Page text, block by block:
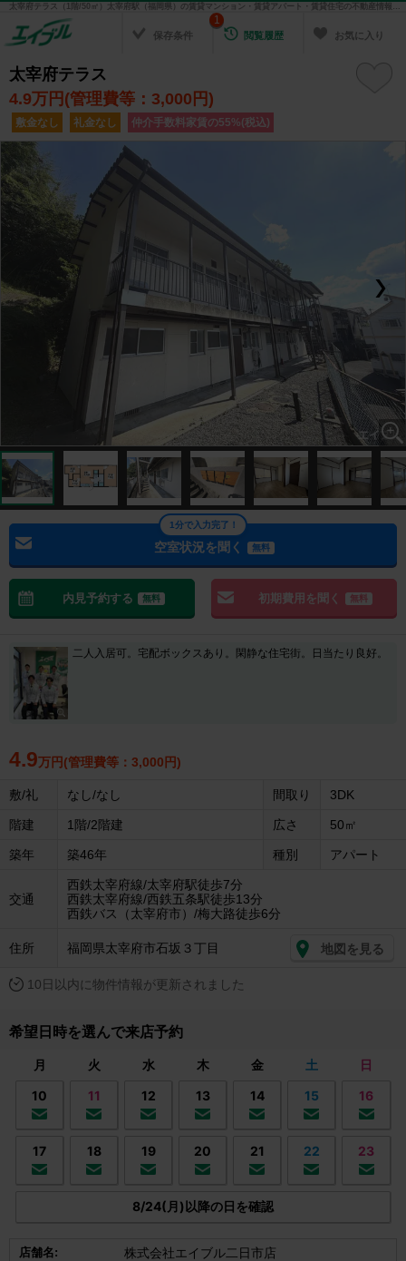
太宰府テラス（1階/50㎡）太宰府駅（福岡県）の賃貸マンション・賃貸アパート・賃貸住宅の不動産情報を検索！ 不動産賃貸の物件探しは、お部屋探しのエイブル
保存条件 閲覧履歴
1
お気に入り
太宰府テラス
4.9万円(管理費等：3,000円)
敷金なし 礼金なし 仲介手数料家賃の55%(税込)
空室状況を聞く 無料
1分で入力完了！
内見予約する 無料 初期費用を聞く 無料
二人入居可。宅配ボックスあり。閑静な住宅街。日当たり良好。
4.9万円(管理費等：3,000円)
敷/礼 なし/なし 間取り 3DK
階建 1階/2階建 広さ 50㎡
築年 築46年 種別 アパート
交通
西鉄太宰府線/太宰府駅徒歩7分
西鉄太宰府線/西鉄五条駅徒歩13分
西鉄バス（太宰府市）/梅大路徒歩6分
住所 福岡県太宰府市石坂３丁目 地図を見る
10日以内に物件情報が更新されました
希望日時を選んで来店予約
月 火 水 木 金 土
日
10
11 12 13 14 15 16
17 18 19 20 21 22 23
8/24(月)以降の日を確認
店舗名: 株式会社エイブル二日市店